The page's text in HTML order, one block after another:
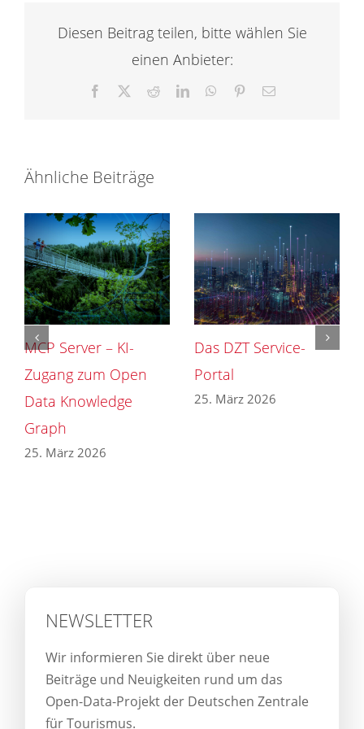
Diesen Beitrag teilen, bitte wählen Sie
einen Anbieter:
Facebook RedditLinkedInWhatsApp
Pinterest
E-
Ähnliche Beiträge
MCP Server – KI-
Zugang zum Open
Data Knowledge
Graph
25. März 2026
Das DZT Service-
Portal
25. März 2026
NEWSLETTER
Wir informieren Sie direkt über neue
Beiträge und Neuigkeiten rund um das
Open-Data-Projekt der Deutschen Zentrale
für Tourismus.